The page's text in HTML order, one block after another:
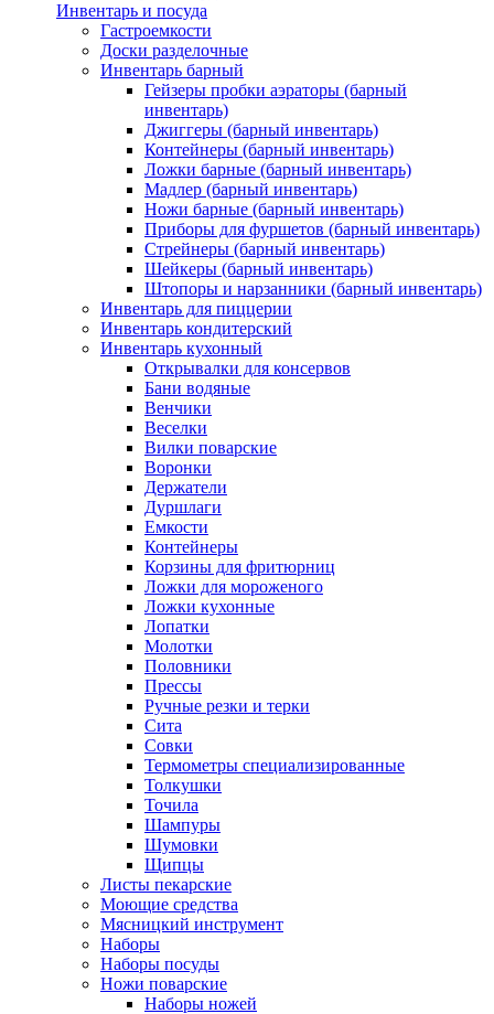
Инвентарь и посуда
Гастроемкости
Доски разделочные
Инвентарь барный
Гейзеры пробки аэраторы (барный
инвентарь)
Джиггеры (барный инвентарь)
Контейнеры (барный инвентарь)
Ложки барные (барный инвентарь)
Мадлер (барный инвентарь)
Ножи барные (барный инвентарь)
Приборы для фуршетов (барный инвентарь)
Стрейнеры (барный инвентарь)
Шейкеры (барный инвентарь)
Штопоры и нарзанники (барный инвентарь)
Инвентарь для пиццерии
Инвентарь кондитерский
Инвентарь кухонный
Открывалки для консервов
Бани водяные
Венчики
Веселки
Вилки поварские
Воронки
Держатели
Дуршлаги
Емкости
Контейнеры
Корзины для фритюрниц
Ложки для мороженого
Ложки кухонные
Лопатки
Молотки
Половники
Прессы
Ручные резки и терки
Сита
Совки
Термометры специализированные
Толкушки
Точила
Шампуры
Шумовки
Щипцы
Листы пекарские
Моющие средства
Мясницкий инструмент
Наборы
Наборы посуды
Ножи поварские
Наборы ножей